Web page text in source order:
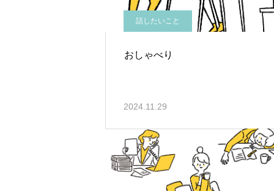
話したいこと
おしゃべり
2024.11.29